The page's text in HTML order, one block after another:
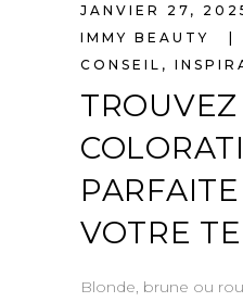
JANVIER 27,
IMMY BEAUTY
CONSEIL ,
VOTRE
Blonde, brune ou